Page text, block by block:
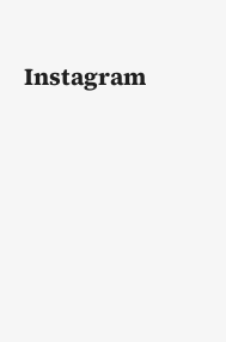
Instagram